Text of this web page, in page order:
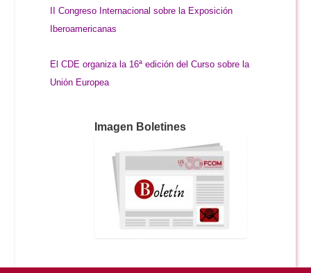
II Congreso Internacional sobre la Exposición
Iberoamericanas
El CDE organiza la 16ª edición del Curso sobre la
Unión Europea
Imagen Boletines